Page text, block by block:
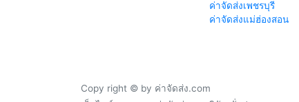
ค่าจัดส่งเพชรบุรี
ค่าจัดส่งแม่ฮ่องสอน
Copy right © by ค่าจัดส่ง.com